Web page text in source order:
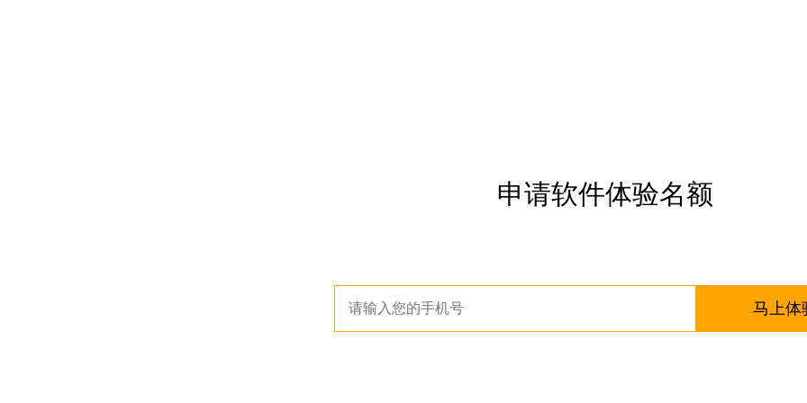
申请软件体验名额
马上体